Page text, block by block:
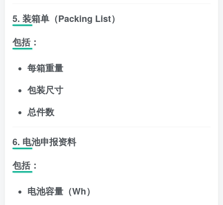
5. 装箱单（Packing List）
包括：
每箱重量
包装尺寸
总件数
6. 电池申报资料
包括：
电池容量（Wh）